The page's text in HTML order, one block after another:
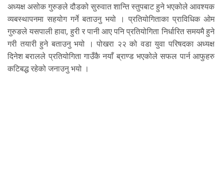
अध्यक्ष असोक गुरुङले दौडको सुरुवात शान्ति स्तुपबाट हुने भएकोले आवश्यक
व्यबस्थापनमा सहयोग गर्ने बताउनु भयो । प्रतियोगिताका प्राविधिक ओम
गुरुङले यसपाली हावा, हुरी र पानी आए पनि प्रतियोगिता निर्धारित समयमै हुने
गरी तयारी हुने बताउनु भयो । पोखरा २२ को वडा युवा परिषदका अध्यक्ष
दिनेश बरालले प्रतियोगिता गाउँकै नयाँ ब्राण्ड भएकोले सफल पार्न आफुहरु
कटिबद्ध रहेको जनाउनु भयो ।